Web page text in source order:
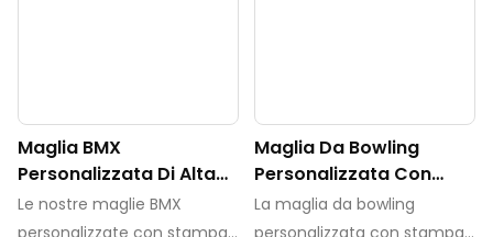
una maglia unica e vibrante
per il giocatore.
mantengono fresco e
asciutto anche durante le
partite più intense.
Maglia BMX
Personalizzata Di Alta
Qualità Con Stampa A
Sublimazione
Le nostre maglie BMX
Maglia Da Bowling
Personalizzata Con
Stampa Sublimatica E
Nome Della Squadra
La maglia da bowling